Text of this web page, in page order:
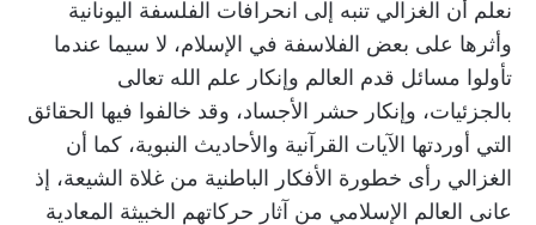
نعلم أن الغزالي تنبه إلى انحرافات الفلسفة اليونانية
وأثرها على بعض الفلاسفة في الإسلام، لا سيما عندما
تأولوا مسائل قدم العالم وإنكار علم الله تعالى
بالجزئيات، وإنكار حشر الأجساد، وقد خالفوا فيها الحقائق
التي أوردتها الآيات القرآنية والأحاديث النبوية، كما أن
الغزالي رأى خطورة الأفكار الباطنية من غلاة الشيعة، إذ
عانى العالم الإسلامي من آثار حركاتهم الخبيثة المعادية